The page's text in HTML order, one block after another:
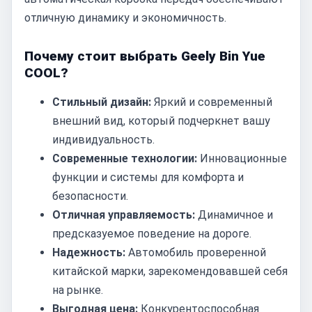
отличную динамику и экономичность.
Почему стоит выбрать Geely Bin Yue
COOL?
Стильный дизайн: Яркий и современный
внешний вид, который подчеркнет вашу
индивидуальность.
Современные технологии: Инновационные
функции и системы для комфорта и
безопасности.
Отличная управляемость: Динамичное и
предсказуемое поведение на дороге.
Надежность: Автомобиль проверенной
китайской марки, зарекомендовавшей себя
на рынке.
Выгодная цена: Конкурентоспособная